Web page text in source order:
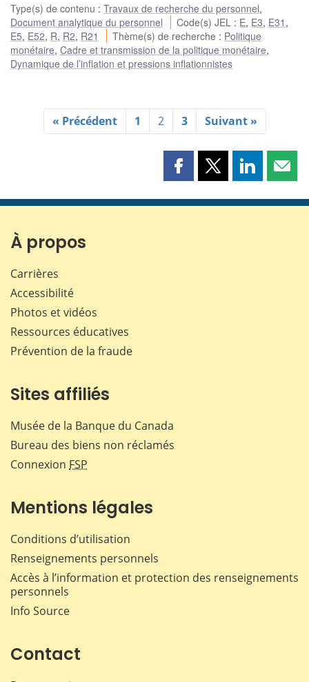
Type(s) de contenu : Travaux de recherche du personnel,
Document analytique du personnel
Code(s) JEL : E, E3, E31 ,
E5, E52, R, R2, R21 Thème(s) de recherche : Politique
monétaire, Cadre et transmission de la politique monétaire,
Dynamique de l’inflation et pressions inflationnistes
« Précédent 1 2 3 Suivant »
Partager
page
Partager
page
Partager
page page
À propos
Carrières
Accessibilité
Photos et vidéos
Ressources éducatives
Prévention de la fraude
Sites affiliés
Musée de la Banque du Canada
Bureau des biens non réclamés
Connexion FSP
Mentions légales
Conditions d’utilisation
Renseignements personnels
Accès à l’information et protection des renseignements
personnels
Info Source
Contact